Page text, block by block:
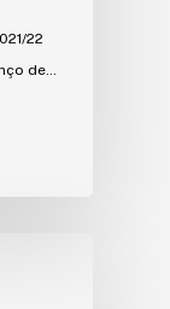
22
de…